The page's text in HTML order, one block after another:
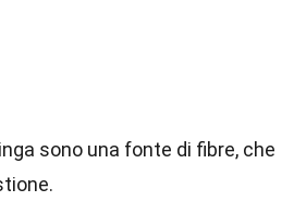
sono una fonte di fibre, che